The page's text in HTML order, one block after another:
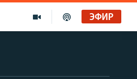
ЭФИР